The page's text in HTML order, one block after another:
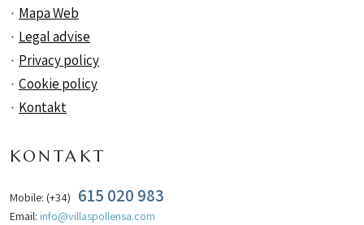
Mapa Web
Legal advise
Privacy policy
Cookie policy
Kontakt
KONTAKT
Mobile: (+34) 615 020 983
Email: info@villaspollensa.com